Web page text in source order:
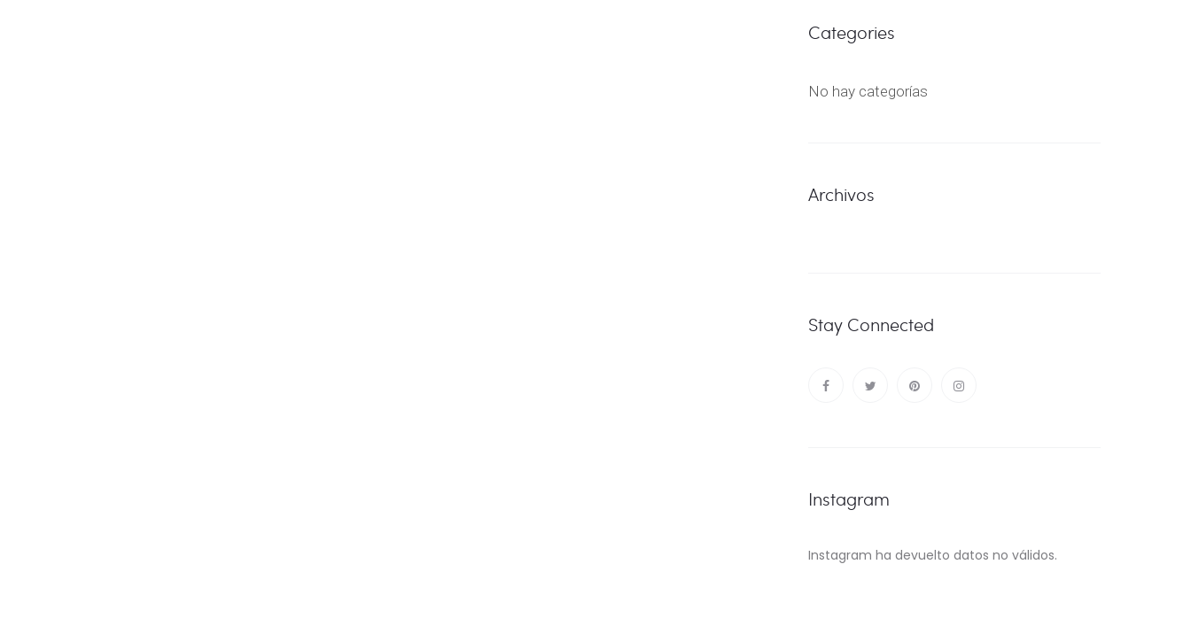
Categories
No hay categorías
Archivos
Stay Connected
Instagram
Instagram ha devuelto datos no válidos.